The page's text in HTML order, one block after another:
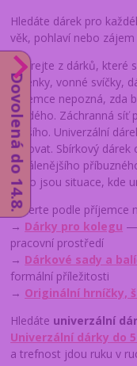
Hledáte dárek pro
věk, pohlaví nebo
Vybírejte z dárků,
klíčenky, vonné svíčky,
příjemce nepozná, zda
každého. Záchranná síť
bližšího. Univerzální
riskovat. Sbírkový
vzdálenějšího
— to jsou situace, kde
Vyberte podle příjemce
→ Dárky pro kolegu —
pracovní prostředí
→ Dárkové sady a
formální příležitosti
→ Originální hrníčky,
Hledáte univerzální
Univerzální dárky do
a trefnost jdou ruku v
Dovolená do 14.8.